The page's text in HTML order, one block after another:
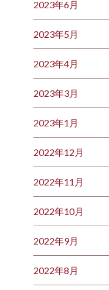
2023年6月
2023年5月
2023年4月
2023年3月
2023年1月
2022年12月
2022年11月
2022年10月
2022年9月
2022年8月